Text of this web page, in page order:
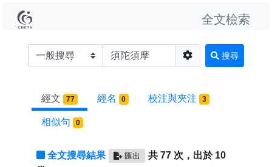
全文檢索
搜尋
經文 77 經名 0 校注與夾注 3
相似句 0
全文搜尋結果 匯出
共 77 次，出於 10